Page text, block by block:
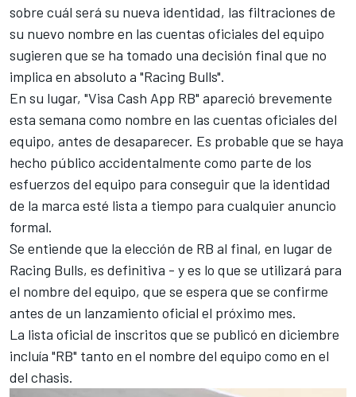
sobre cuál será su nueva identidad, las filtraciones de
su nuevo nombre en las cuentas oficiales del equipo
sugieren que se ha tomado una decisión final que no
implica en absoluto a "Racing Bulls".
En su lugar, "Visa Cash App RB" apareció brevemente
esta semana como nombre en las cuentas oficiales del
equipo, antes de desaparecer. Es probable que se haya
hecho público accidentalmente como parte de los
esfuerzos del equipo para conseguir que la identidad
de la marca esté lista a tiempo para cualquier anuncio
formal.
Se entiende que la elección de RB al final, en lugar de
Racing Bulls, es definitiva - y es lo que se utilizará para
el nombre del equipo, que se espera que se confirme
antes de un lanzamiento oficial el próximo mes.
La lista oficial de inscritos que se publicó en diciembre
incluía "RB" tanto en el nombre del equipo como en el
del chasis.